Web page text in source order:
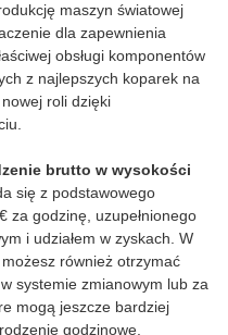
maszyn światowej
dla zapewnienia
obsługi komponentów
z najlepszych koparek na
roli dzięki
brutto w wysokości
się z podstawowego
za godzinę, uzupełnionego
i udziałem w zyskach. W
również otrzymać
systemie zmianowym lub za
mogą jeszcze bardziej
godzinowe.